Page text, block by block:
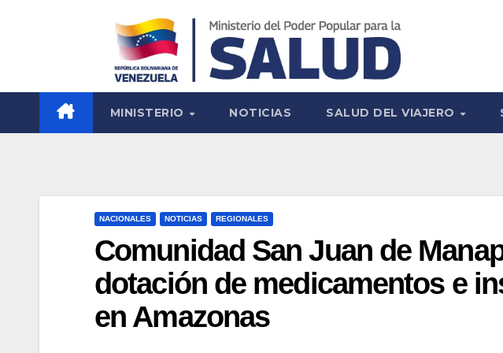
MINISTERIO NOTICIAS SALUD DEL VIAJERO
NACIONALES NOTICIAS REGIONALES
Comunidad San Juan de
dotación de medicamentos e
en Amazonas